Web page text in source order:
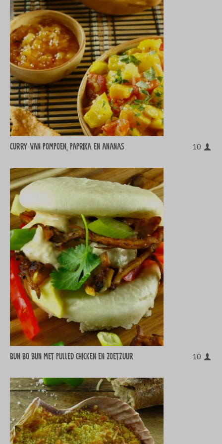
Curry van pompoen, paprika en ananas 10
Bun bo bun met pulled chicken en zoetzuur 10